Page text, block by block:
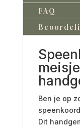
FAQ
Ben je op
Dit